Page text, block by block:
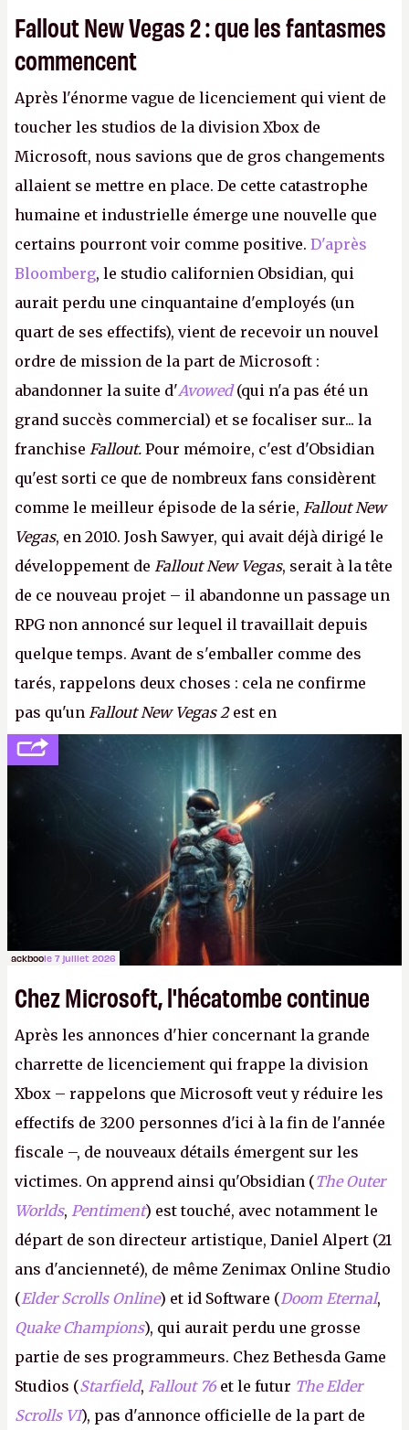
Fallout New Vegas 2 : que les fantasmes
commencent
Après l'énorme vague de licenciement qui vient de
toucher les studios de la division Xbox de
Microsoft, nous savions que de gros changements
allaient se mettre en place. De cette catastrophe
humaine et industrielle émerge une nouvelle que
certains pourront voir comme positive. D'après
Bloomberg, le studio californien Obsidian, qui
aurait perdu une cinquantaine d'employés (un
quart de ses effectifs), vient de recevoir un nouvel
ordre de mission de la part de Microsoft :
abandonner la suite d'Avowed(qui n'a pas été un
grand succès commercial) et se focaliser sur... la
franchise Fallout. Pour mémoire, c'est d'Obsidian
qu'est sorti ce que de nombreux fans considèrent
comme le meilleur épisode de la série, Fallout New
Vegas, en 2010. Josh Sawyer, qui avait déjà dirigé le
développement de Fallout New Vegas, serait à la tête
de ce nouveau projet – il abandonne un passage un
RPG non annoncé sur lequel il travaillait depuis
quelque temps. Avant de s'emballer comme des
tarés, rappelons deux choses : cela ne confirme
pas qu'un Fallout New Vegas 2est en
développement (pour ce que l'on sait, ils bossent
peut-être sur
Fallout Football ou
Fallout vs. Les
Lapins Crétins) et l'Obsidian d'aujourd'hui n'est plus
le même studio qu'il y a 15 ans. Mais bon, OK, on
peut commencer à fantasmer.A.
ackboole 7 juillet 2026
Chez Microsoft, l'hécatombe continue
Après les annonces d'hier concernant la grande
charrette de licenciement qui frappe la division
Xbox – rappelons que Microsoft veut y réduire les
effectifs de 3200 personnes d'ici à la fin de l'année
fiscale –, de nouveaux détails émergent sur les
victimes. On apprend ainsi qu'Obsidian (The Outer
Worlds, Pentiment) est touché, avec notamment le
départ de son directeur artistique, Daniel Alpert (21
ans d'ancienneté), de même Zenimax Online Studio
(Elder Scrolls Online) et id Software (Doom Eternal,
Quake Champions), qui aurait perdu une grosse
partie de ses programmeurs. Chez Bethesda Game
Studios (Starfield, Fallout 76 et le futur The Elder
Scrolls VI), pas d'annonce officielle de la part de